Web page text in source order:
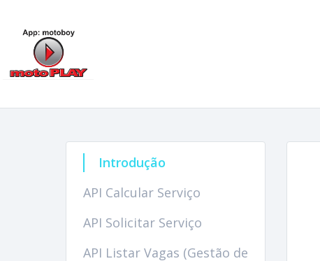
Introdução
API Calcular Serviço
API Solicitar Serviço
API Listar Vagas (Gestão de